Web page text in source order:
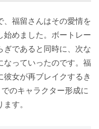
、福留さんはその愛情を
始めました。ボートレー
ぎであると同時に、次な
なっていったのです。福
女が再ブレイクするき
のキャラクター形成に
す。